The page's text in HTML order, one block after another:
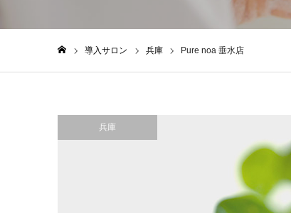
導入サロン 兵庫 Pure noa 垂水店
兵庫